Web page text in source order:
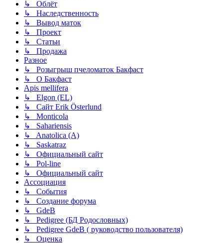
↳ Облёт
↳ Наследственность
↳ Вывод маток
↳ Проект
↳ Статьи
↳ Продажа
Разное
↳ Розыгрыш пчеломаток Бакфаст
↳ О Бакфаст
Apis mellifera
↳ Elgon (EL)
↳ Сайт Erik Österlund
↳ Monticola
↳ Sahariensis
↳ Anatolica (A)
↳ Saskatraz
↳ Официальный сайт
↳ Pol-line
↳ Официальный сайт
Ассоциация
↳ События
↳ Создание форума
↳ GdeB
↳ Pedigree (БД Родословных)
↳ Pedigree GdeB ( руководство пользователя)
↳ Оценка